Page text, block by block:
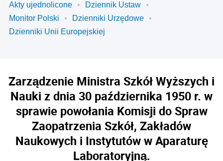
Akty ujednolicone
Dziennik Ustaw
Monitor Polski
Dzienniki Urzędowe
Dzienniki Unii Europejskiej
Zarządzenie Ministra Szkół Wyższych i
Nauki z dnia 30 października 1950 r. w
sprawie powołania Komisji do Spraw
Zaopatrzenia Szkół, Zakładów
Naukowych i Instytutów w Aparaturę
Laboratoryjną.